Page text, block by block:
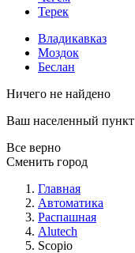
Терек
Владикавказ
Моздок
Беслан
Ничего не найдено
Ваш населенный пункт
Все верно
Сменить город
Главная
Автоматика
Распашная
Alutech
Scopio